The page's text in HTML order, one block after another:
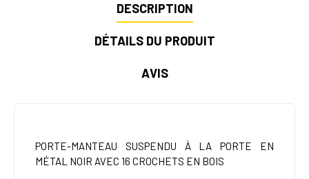
DESCRIPTION
DÉTAILS DU PRODUIT
AVIS
PORTE-MANTEAU SUSPENDU À LA PORTE EN
MÉTAL NOIR AVEC 16 CROCHETS EN BOIS